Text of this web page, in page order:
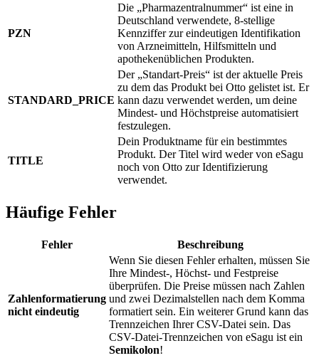
PZN
Die „Pharmazentralnummer“ ist eine in
Deutschland verwendete, 8-stellige
Kennziffer zur eindeutigen Identifikation
von Arzneimitteln, Hilfsmitteln und
apothekenüblichen Produkten.
STANDARD_PRICE
Der „Standart-Preis“ ist der aktuelle Preis
zu dem das Produkt bei Otto gelistet ist. Er
kann dazu verwendet werden, um deine
Mindest- und Höchstpreise automatisiert
festzulegen.
TITLE
Dein Produktname für ein bestimmtes
Produkt. Der Titel wird weder von eSagu
noch von Otto zur Identifizierung
verwendet.
Häufige Fehler
Fehler Beschreibung
Zahlenformatierung
nicht eindeutig
Wenn Sie diesen Fehler erhalten, müssen Sie
Ihre Mindest-, Höchst- und Festpreise
überprüfen. Die Preise müssen nach Zahlen
und zwei Dezimalstellen nach dem Komma
formatiert sein. Ein weiterer Grund kann das
Trennzeichen Ihrer CSV-Datei sein. Das
CSV-Datei-Trennzeichen von eSagu ist ein
Semikolon!